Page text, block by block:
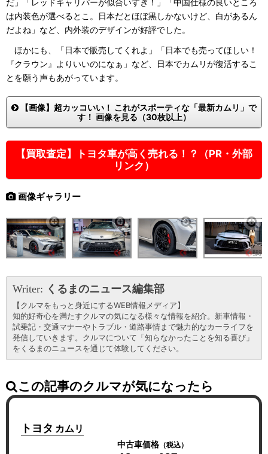
は内装色が選べるとこ。日本だとほぼ黒しかないけど、白があるん
だよね」など、内外装のデザインが好評でした。
ほかにも、「日本で販売してくれよ」「日本でも売ってほしい！
『クラウン』よりいいのになぁ」など、日本でカムリが復活するこ
とを願う声もあがっています。
【画像】超カッコいい！ これがスポーティな「最新カムリ」で
す！ 画像を見る（30枚以上）
【買取査定】トヨタ車が高く売れる！？（PR・外部
リンク）
画像ギャラリー
Writer: くるまのニュース編集部
【クルマをもっと身近にするWEB情報メディア】
知的好奇心を満たすクルマの気になる様々な情報を紹介。新車情報・
試乗記・交通マナーやトラブル・道路事情まで魅力的なカーライフを
発信していきます。クルマについて「知らなかったことを知る喜び」
をくるまのニュースを通じて体験してください。
この記事のクルマが気になったら
トヨタ カムリ
中古車価格（税込）